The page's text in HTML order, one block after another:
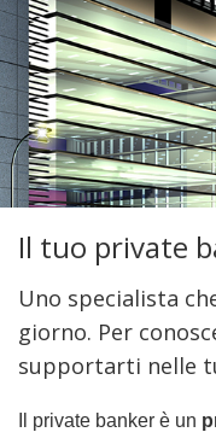
Il tuo private
Uno specialista
giorno. Per
supportarti nelle
Il private banker è un